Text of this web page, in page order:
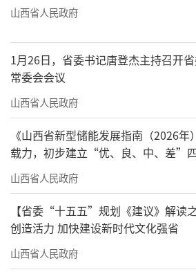
山西省人民政府
1月26日，省委书记唐登杰主持召开
常委会会议
山西省人民政府
《山西省新型储能发展指南（2026
载力，初步建立“优、良、中、差”
山西省人民政府
【省委“十五五”规划《建议》解读
创造活力 加快建设新时代文化强省
山西省人民政府